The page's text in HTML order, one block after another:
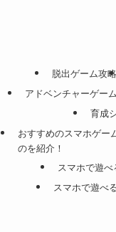
脱出ゲーム攻略
アドベンチャーゲー
育成
おすすめのスマホゲー
のを紹介！
スマホで遊
スマホで遊べ